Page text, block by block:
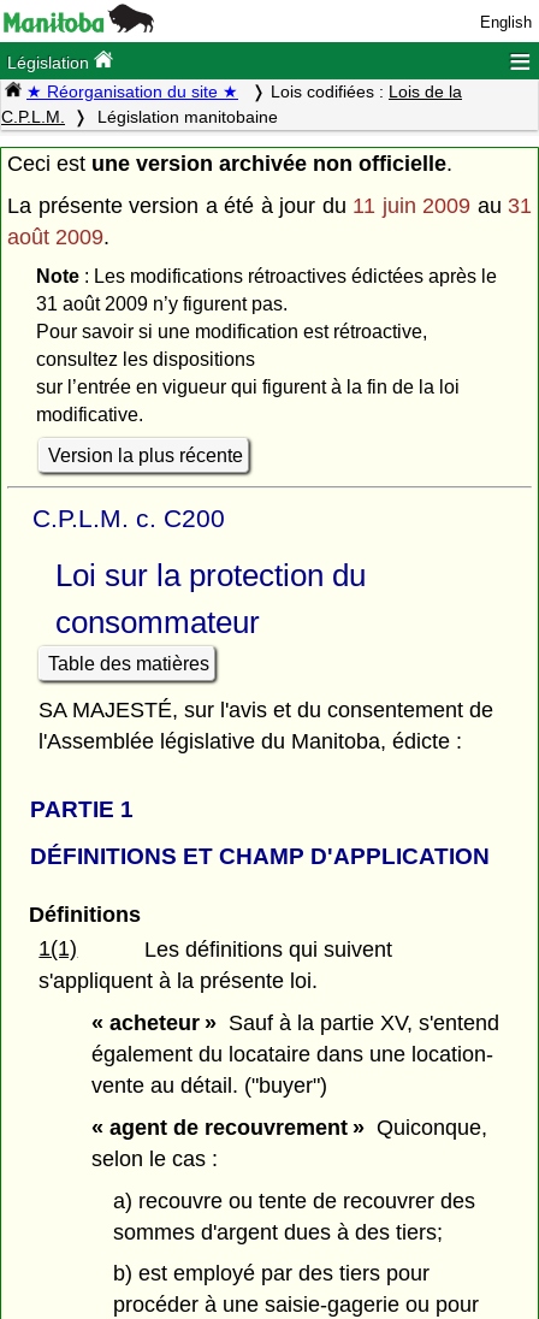
English
Législation ≡
★ Réorganisation du site ★ Lois codifiées : Lois de la
C.P.L.M.
Législation manitobaine
Ceci est une version archivée non officielle.
La présente version a été à jour du 11 juin 2009 au 31
août 2009.
Note: Les modifications rétroactives édictées après le
31 août 2009 n’y figurent pas.
Pour savoir si une modification est rétroactive,
consultez les dispositions
sur l’entrée en vigueur qui figurent à la fin de la loi
modificative.
Version la plus récente
C.P.L.M. c. C200
Loi sur la protection du
consommateur
Table des matières
SA MAJESTÉ, sur l'avis et du consentement de
l'Assemblée législative du Manitoba, édicte :
PARTIE 1
DÉFINITIONS ET CHAMP D'APPLICATION
Définitions
1(1)
Les définitions qui suivent
s'appliquent à la présente loi.
« acheteur » Sauf à la partie XV, s'entend
également du locataire dans une location-
vente au détail. ("buyer")
« agent de recouvrement » Quiconque,
selon le cas :
a) recouvre ou tente de recouvrer des
sommes d'argent dues à des tiers;
b) est employé par des tiers pour
procéder à une saisie-gagerie ou pour